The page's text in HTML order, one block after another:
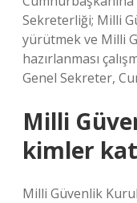
Sekreterliği; Milli
yürütmek ve Milli
hazırlanması
Genel Sekreter,
Milli
kimler
Milli Güvenlik